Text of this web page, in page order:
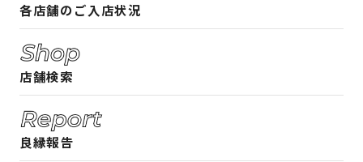
フード・ドリンクメニュー
相席屋ガイド 女性編
相席屋ガイド 男性編
ご入店時のルール
よくある質問
各店舗のご入店状況
店舗検索
良縁報告